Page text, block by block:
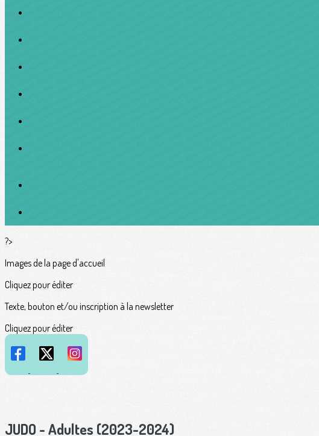
?>
Images de la page d'accueil
Cliquez pour éditer
Texte, bouton et/ou inscription à la newsletter
Cliquez pour éditer
JUDO - Adultes (2023-2024)